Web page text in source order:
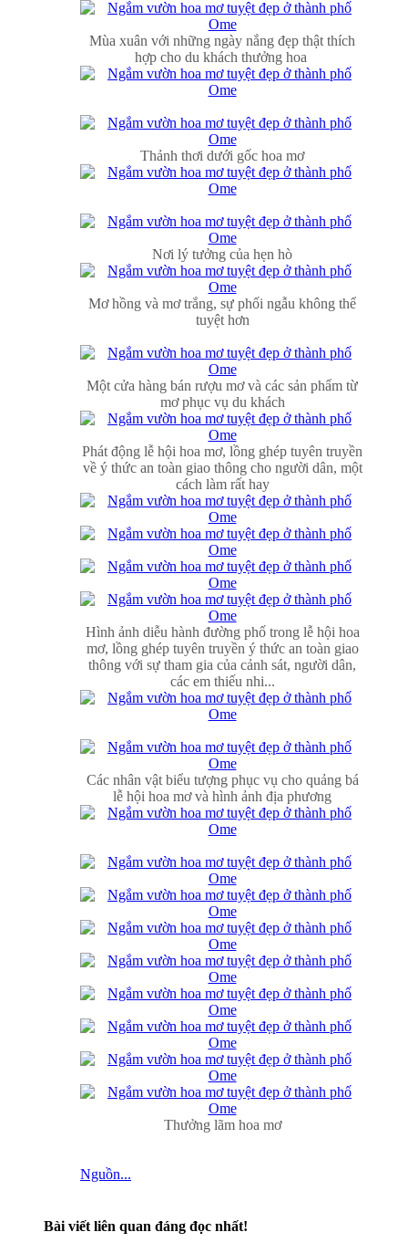
Mùa xuân với những ngày nắng đẹp thật thích
hợp cho du khách thưởng hoa
Thảnh thơi dưới gốc hoa mơ
Nơi lý tưởng của hẹn hò
Mơ hồng và mơ trắng, sự phối ngẫu không thể
tuyệt hơn
Một cửa hàng bán rượu mơ và các sản phẩm từ
mơ phục vụ du khách
Phát động lễ hội hoa mơ, lồng ghép tuyên truyền
về ý thức an toàn giao thông cho người dân, một
cách làm rất hay
Hình ảnh diễu hành đường phố trong lễ hội hoa
mơ, lồng ghép tuyên truyền ý thức an toàn giao
thông với sự tham gia của cảnh sát, người dân,
các em thiếu nhi...
Các nhân vật biểu tượng phục vụ cho quảng bá
lễ hội hoa mơ và hình ảnh địa phương
Thưởng lãm hoa mơ
Nguồn...
Bài viết liên quan đáng đọc nhất!